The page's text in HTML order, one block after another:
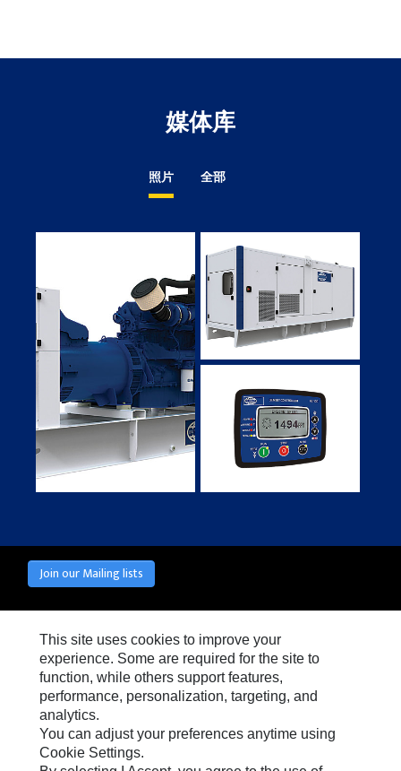
媒体库
照片 全部
Join our Mailing lists
warning
社交媒体
需要 Cookie
要启用此功能，您必须接受使用针对性、功能性
和性能 Cookie。
Cookie 设
置
This site uses cookies to improve your
experience. Some are required for the site to
function, while others support features,
performance, personalization, targeting, and
analytics.
You can adjust your preferences anytime using
Cookie Settings.